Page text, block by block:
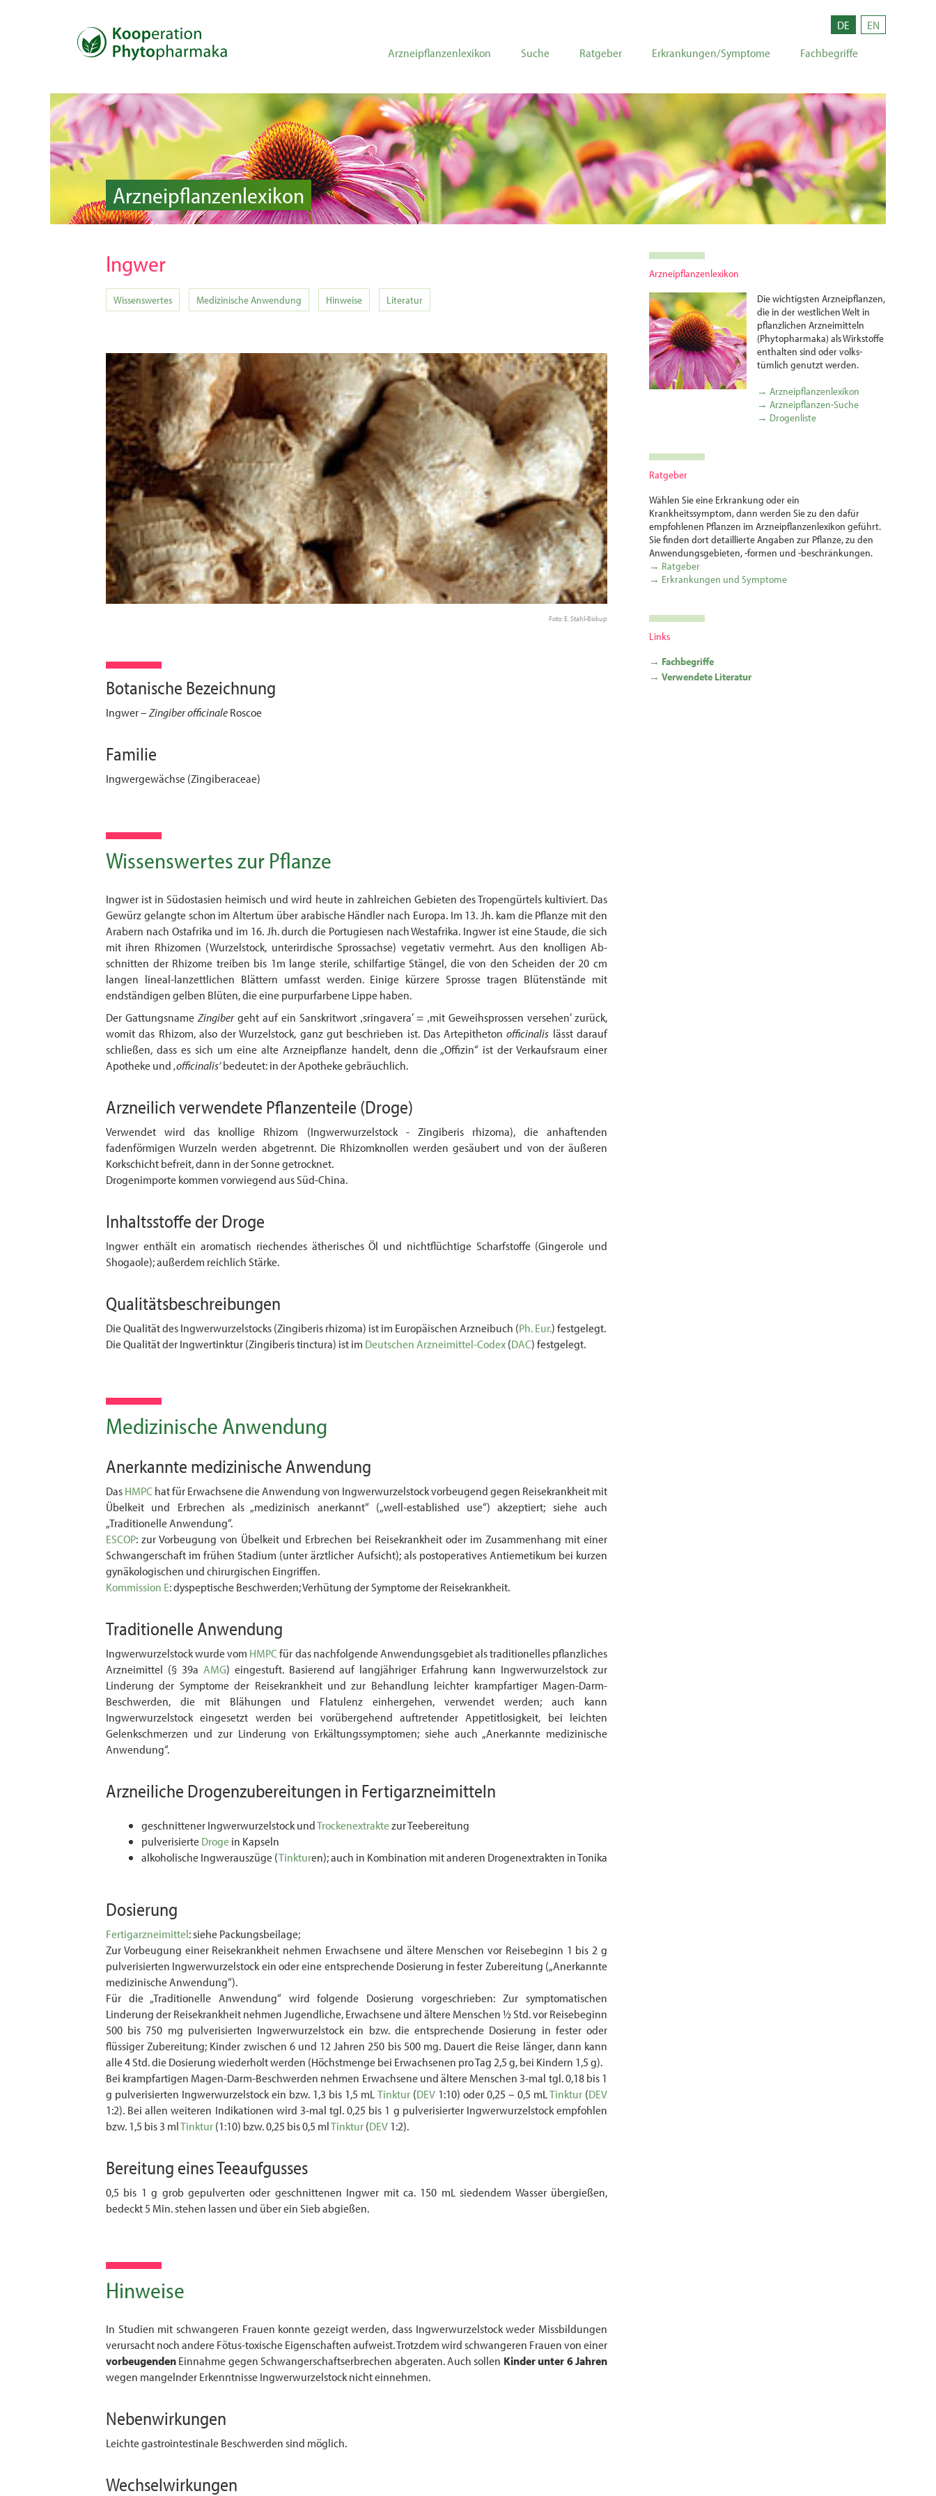
DE
EN
Arzneipflanzenlexikon
Suche Ratgeber Erkrankungen/Symptome Fachbegriffe
Arzneipflanzenlexikon
Ingwer
Wissenswertes Medizinische Anwendung Hinweise Literatur
Foto: E. Stahl-Biskup
Botanische Bezeichnung
Ingwer –Zingiber officinaleRoscoe
Familie
Ingwergewächse (Zingiberaceae)
Wissenswertes zur Pflanze
Ingwer ist in Südostasien heimisch und wird heute in zahlreichen Gebieten des Tropengürtels kultiviert. Das
Gewürz gelangte schon im Altertum über arabische Händler nach Europa. Im 13. Jh. kam die Pflanze mit den
Arabern nach Ostafrika und im 16. Jh. durch die Portugiesen nach Westafrika. Ingwer ist eine Staude, die sich
mit ihren Rhizomen (Wurzel­stock, unterirdische Sprossachse) vegetativ vermehrt. Aus den knolligen Ab­
schnitten der Rhizome treiben bis 1m lange sterile, schilfartige Stängel, die von den Scheiden der 20 cm
langen lineal-lanzettlichen Blättern umfasst werden. Einige kürzere Sprosse tragen Blütenstände mit
endständigen gelben Blüten, die eine purpurfarbene Lippe haben.
Der Gattungsname Zingibergeht auf ein Sanskritwort ‚sringavera’ = ‚mit Geweihsprossen versehen’ zurück,
womit das Rhizom, also der Wurzelstock, ganz gut beschrieben ist. Das Artepithetonofficinalis lässt darauf
schließen, dass es sich um eine alte Arzneipflanze handelt, denn die „Offizin“ ist der Verkaufsraum einer
Apotheke und‚officinalis’bedeutet: in der Apotheke gebräuchlich.
Arzneilich verwendete Pflanzenteile (Droge)
Verwendet wird das knollige Rhizom (Ingwerwurzelstock - Zingiberis rhizoma), die an­haftenden
fadenförmigen Wurzeln werden abgetrennt. Die Rhizomknollen werden ge­säubert und von der äußeren
Korkschicht befreit, dann in der Sonne getrocknet.
Drogenimporte kommen vorwiegend aus Süd-China.
Inhaltsstoffe der Droge
Ingwer enthält ein aromatisch riechendes ätherisches Öl und nichtflüchtige Scharfstoffe (Gingerole und
Shogaole); außerdem reichlich Stärke.
Qualitätsbeschreibungen
Die Qualität des Ingwerwurzelstocks (Zingiberis rhizoma) ist im Europäischen Arzneibuch (Ph. Eur.) festgelegt.
Die Qualität der Ingwertinktur (Zingiberis tinctura) ist im Deutschen Arzneimittel-Codex(DAC) festgelegt.
Medizinische Anwendung
Anerkannte medizinische Anwendung
DasHMPChat für Erwachsene die Anwendung von Ingwerwurzelstock vorbeugend gegen Reisekrankheit mit
Übelkeit und Erbrechen als „medizinisch anerkannt“ („well-established use“) akzeptiert; siehe auch
„Traditionelle Anwendung“.
ESCOP: zur Vorbeugung von Übelkeit und Erbrechen bei Reisekrankheit oder im Zusammenhang mit einer
Schwangerschaft im frühen Stadium (unter ärztlicher Aufsicht); als postoperatives Antiemetikum bei kurzen
gynäkologischen und chirurgischen Eingriffen.
Kommission E: dyspeptische Beschwerden; Verhütung der Symptome der Reisekrankheit.
Traditionelle Anwendung
Ingwerwurzelstock wurde vom HMPCfür das nachfolgende Anwendungsgebiet als traditionelles pflanzliches
Arzneimittel (§ 39a AMG) eingestuft. Basierend auf langjähriger Erfahrung kann Ingwerwurzelstock zur
Linderung der Symptome der Reisekrankheit und zur Behandlung leichter krampfartiger Magen-Darm-
Beschwerden, die mit Blähungen und Flatulenz einhergehen, verwendet werden; auch kann
Ingwerwurzelstock eingesetzt werden bei vorübergehend auftretender Appetitlosigkeit, bei leichten
Gelenkschmerzen und zur Linderung von Erkältungssymptomen; siehe auch „Anerkannte medizinische
Anwendung“.
Arzneiliche Drogenzubereitungen in Fertigarzneimitteln
geschnittener Ingwerwurzelstock undTrockenextraktezur Teebereitung
pulverisierteDrogein Kapseln
alkoholische Ingwerauszüge (Tinkturen); auch in Kombination mit anderen Drogenextrakten in Tonika
Dosierung
Fertigarzneimittel: siehe Packungsbeilage;
Zur Vorbeugung einer Reisekrankheit nehmen Erwachsene und ältere Menschen vor Reisebeginn 1 bis 2 g
pulverisierten Ingwerwurzelstock ein oder eine entsprechende Dosierung in fester Zubereitung („Anerkannte
medizinische Anwendung“).
Für die „Traditionelle Anwendung“ wird folgende Dosierung vorgeschrieben: Zur symptomatischen
Linderung der Reisekrankheit nehmen Jugendliche, Erwachsene und ältere Menschen ½ Std. vor Reisebeginn
500 bis 750 mg pulverisierten Ingwerwurzelstock ein bzw. die entsprechende Dosierung in fester oder
flüssiger Zubereitung; Kinder zwischen 6 und 12 Jahren 250 bis 500 mg. Dauert die Reise länger, dann kann
alle 4 Std. die Dosierung wiederholt werden (Höchstmenge bei Erwachsenen pro Tag 2,5 g, bei Kindern 1,5 g).
Bei krampfartigen Magen-Darm-Beschwerden nehmen Erwachsene und ältere Menschen 3-mal tgl. 0,18 bis 1
g pulverisierten Ingwerwurzelstock ein bzw. 1,3 bis 1,5 mLTinktur(DEV1:10) oder 0,25 – 0,5 mLTinktur(DEV
1:2). Bei allen weiteren Indikationen wird 3-mal tgl. 0,25 bis 1 g pulverisierter Ingwerwurzelstock empfohlen
bzw. 1,5 bis 3 mlTinktur(1:10) bzw. 0,25 bis 0,5 mlTinktur(DEV1:2).
Bereitung einesTeeaufgusses
0,5 bis 1 g grob gepulverten oder geschnittenen Ingwer mit ca. 150 mL siedendem Wasser übergießen,
bedeckt 5 Min. stehen lassen und über ein Sieb abgießen.
Hinweise
In Studien mit schwangeren Frauen konnte gezeigt werden, dass Ingwerwurzelstock weder Missbildungen
verursacht noch andere Fötus-toxische Eigenschaften aufweist. Trotzdem wird schwangeren Frauen von einer
vorbeugendenEinnahme gegen Schwan­ger­schaftserbrechen abgeraten. Auch sollen Kinderunter 6 Jahren
wegen mangelnder Erkenntnisse Ingwerwurzelstock nicht einnehmen.
Nebenwirkungen
Leichte gastrointestinale Beschwerden sind möglich.
Wechselwirkungen
Arzneipflanzenlexikon
Die wichtigsten Arznei­pflanzen,
die in der westlichen Welt in
pflanzlichen Arznei­mitteln
(Phytopharmaka) als Wirkstoffe
enthalten sind oder volks­
tümlich genutzt werden.
→ Arzneipflanzenlexikon
→ Arzneipflanzen-Suche
→ Drogenliste
Ratgeber
Wählen Sie eine Erkrankung oder ein
Krankheitssymptom, dann werden Sie zu den dafür
empfohlenen Pflanzen im Arzneipflanzenlexikon geführt.
Sie finden dort detaillierte Angaben zur Pflanze, zu den
Anwendungsgebieten, -formen und -beschränkungen.
→ Ratgeber
→ Erkrankungen und Symptome
Links
→ Fachbegriffe
→ Verwendete Literatur